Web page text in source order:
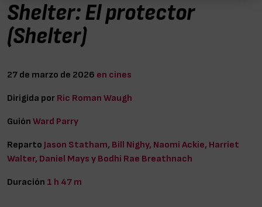
Shelter: El protector
(Shelter)
27 de marzo de 2026 en cines
Dirigida por Ric Roman Waugh
Guión Ward Parry
Reparto Jason Statham, Bill Nighy, Naomi Ackie, Harriet
Walter, Daniel Mays y Bodhi Rae Breathnach
Duración 1 h 47 m